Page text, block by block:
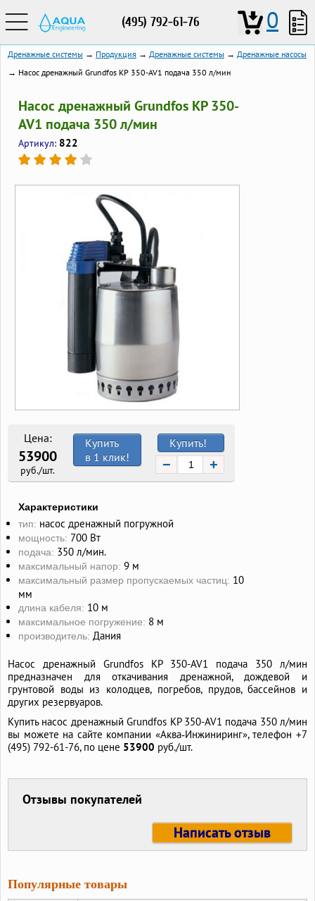
(495) 792-61-76 0
Дренажные системы → Продукция → Дренажные системы → Дренажные насосы
→ Насос дренажный Grundfos KP 350-AV1 подача 350 л/мин
Насос дренажный Grundfos KP 350-
AV1 подача 350 л/мин
Артикул: 822
Цена:
53900
руб./шт.
Купить!
− +
Купить
в 1 клик!
Характеристики
тип: насос дренажный погружной
мощность: 700 Вт
подача: 350 л/мин.
максимальный напор: 9 м
максимальный размер пропускаемых частиц: 10
мм
длина кабеля: 10 м
максимальное погружение: 8 м
производитель: Дания
Насос дренажный Grundfos KP 350-AV1 подача 350 л/мин
предназначен для откачивания дренажной, дождевой и
грунтовой воды из колодцев, погребов, прудов, бассейнов и
других резервуаров.
Купить насос дренажный Grundfos KP 350-AV1 подача 350 л/мин
вы можете на сайте компании «Аква‑Инжиниринг», телефон +7
(495) 792-61-76, по цене 53900 руб./шт.
Отзывы покупателей
Написать отзыв
Популярные товары